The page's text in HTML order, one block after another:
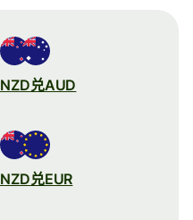
NZD兑AUD
NZD兑EUR